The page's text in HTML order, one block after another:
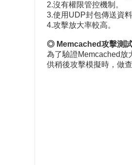
2.沒有權限管控機制。
3.使用UDP封包傳送資
4.攻擊放大率較高。
◎ Memcached攻擊測試
為了驗證Memcached放
供稍後攻擊模擬時，做